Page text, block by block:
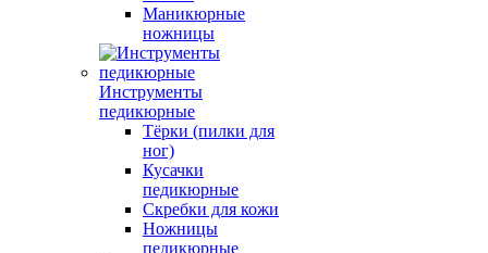
Маникюрные
ножницы
Инструменты
педикюрные
Тёрки (пилки для
ног)
Кусачки
педикюрные
Скребки для кожи
Ножницы
педикюрные